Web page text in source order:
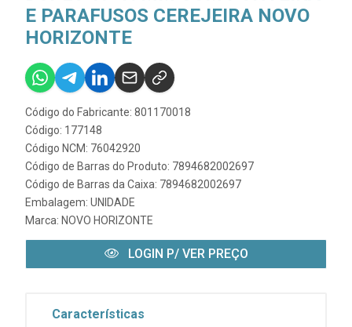
E PARAFUSOS CEREJEIRA NOVO
HORIZONTE
Código do Fabricante: 801170018
Código: 177148
Código NCM: 76042920
Código de Barras do Produto: 7894682002697
Código de Barras da Caixa: 7894682002697
Embalagem: UNIDADE
Marca: NOVO HORIZONTE
LOGIN P/ VER PREÇO
Características